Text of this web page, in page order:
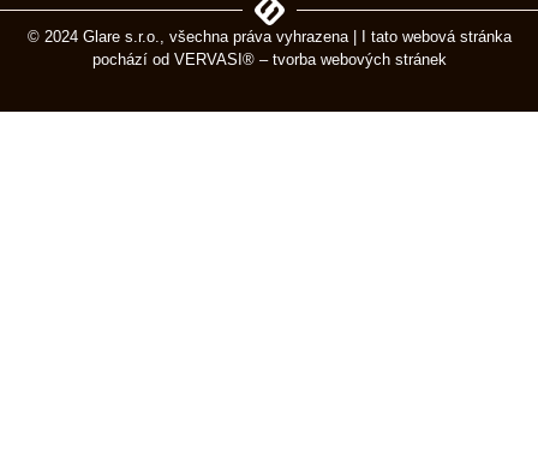
© 2024 Glare s.r.o., všechna práva vyhrazena | I tato webová stránka
pochází od VERVASI® – tvorba webových stránek